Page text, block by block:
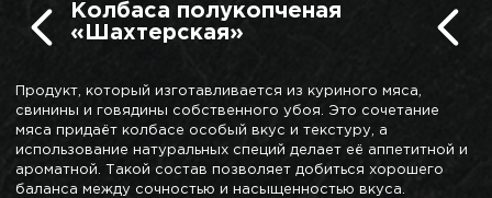
Колбаса полукопченая
«Шахтерская»
Продукт, который изготавливается из куриного мяса,
свинины и говядины собственного убоя. Это сочетание
мяса придаёт колбасе особый вкус и текстуру, а
использование натуральных специй делает её аппетитной и
ароматной. Такой состав позволяет добиться хорошего
баланса между сочностью и насыщенностью вкуса.